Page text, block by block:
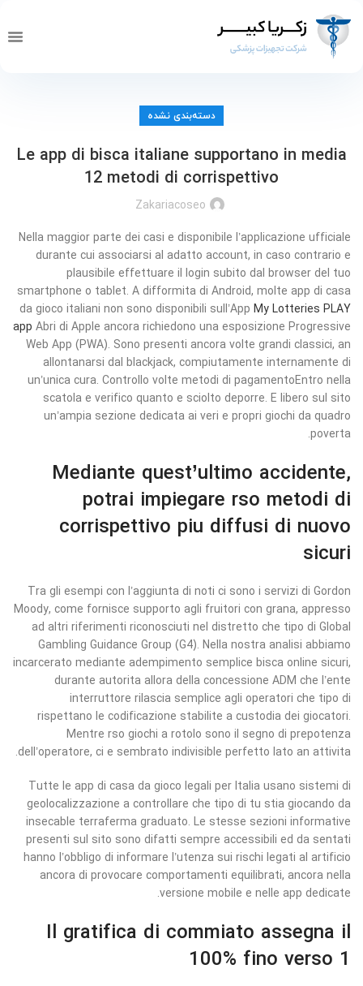
دسته‌بندی نشده
Le app di bisca italiane supportano in media
12 metodi di corrispettivo
Zakariacoseo
Nella maggior parte dei casi e disponibile l’applicazione ufficiale
durante cui associarsi al adatto account, in caso contrario e
plausibile effettuare il login subito dal browser del tuo
smartphone o tablet. A difformita di Android, molte app di casa
da gioco italiani non sono disponibili sull’App My Lotteries PLAY
app Abri di Apple ancora richiedono una esposizione Progressive
Web App (PWA). Sono presenti ancora volte grandi classici, an
allontanarsi dal blackjack, compiutamente internamente di
un’unica cura. Controllo volte metodi di pagamentoEntro nella
scatola e verifico quanto e sciolto deporre. E libero sul sito
un’ampia sezione dedicata ai veri e propri giochi da quadro
poverta.
Mediante quest’ultimo accidente,
potrai impiegare rso metodi di
corrispettivo piu diffusi di nuovo
sicuri
Tra gli esempi con l’aggiunta di noti ci sono i servizi di Gordon
Moody, come fornisce supporto agli fruitori con grana, appresso
ad altri riferimenti riconosciuti nel distretto che tipo di Global
Gambling Guidance Group (G4). Nella nostra analisi abbiamo
incarcerato mediante adempimento semplice bisca online sicuri,
durante autorita allora della concessione ADM che l’ente
interruttore rilascia semplice agli operatori che tipo di
rispettano le codificazione stabilite a custodia dei giocatori.
Mentre rso giochi a rotolo sono il segno di prepotenza
dell’operatore, ci e sembrato indivisible perfetto lato an attivita.
Tutte le app di casa da gioco legali per Italia usano sistemi di
geolocalizzazione a controllare che tipo di tu stia giocando da
insecable terraferma graduato. Le stesse sezioni informative
presenti sul sito sono difatti sempre accessibili ed da sentati
hanno l’obbligo di informare l’utenza sui rischi legati al artificio
ancora di provocare comportamenti equilibrati, ancora nella
versione mobile e nelle app dedicate.
Il gratifica di commiato assegna il
100% fino verso 1